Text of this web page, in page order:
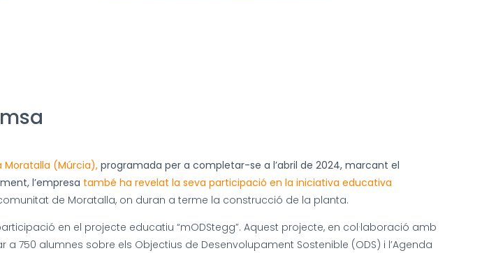
Moratalla (Múrcia), programada per a completar-se a l’abril de 2024, marcant el
l’empresa també ha revelat la seva participació en la iniciativa educativa
de Moratalla, on duran a terme la construcció de la planta.
en el projecte educatiu “mODStegg”. Aquest projecte, en col·laboració amb
alumnes sobre els Objectius de Desenvolupament Sostenible (ODS) i l’Agenda